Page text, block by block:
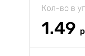
Кол-во в
1.49